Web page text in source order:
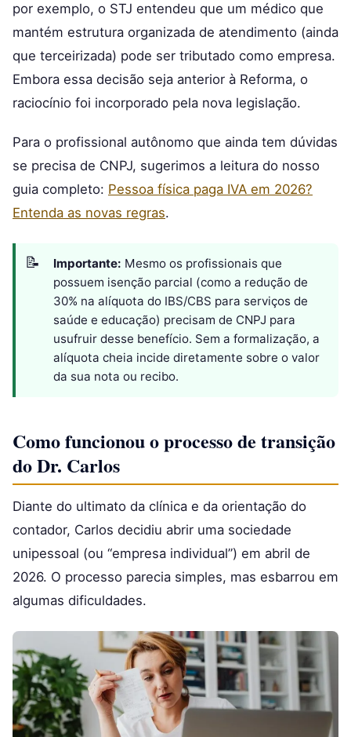
por exemplo, o STJ entendeu que um médico que
mantém estrutura organizada de atendimento (ainda
que terceirizada) pode ser tributado como empresa.
Embora essa decisão seja anterior à Reforma, o
raciocínio foi incorporado pela nova legislação.
Para o profissional autônomo que ainda tem dúvidas
se precisa de CNPJ, sugerimos a leitura do nosso
guia completo: Pessoa física paga IVA em 2026?
Entenda as novas regras.
Importante: Mesmo os profissionais que
possuem isenção parcial (como a redução de
30% na alíquota do IBS/CBS para serviços de
saúde e educação) precisam de CNPJ para
usufruir desse benefício. Sem a formalização, a
alíquota cheia incide diretamente sobre o valor
da sua nota ou recibo.
Como funcionou o processo de transição
do Dr. Carlos
Diante do ultimato da clínica e da orientação do
contador, Carlos decidiu abrir uma sociedade
unipessoal (ou “empresa individual”) em abril de
2026. O processo parecia simples, mas esbarrou em
algumas dificuldades.